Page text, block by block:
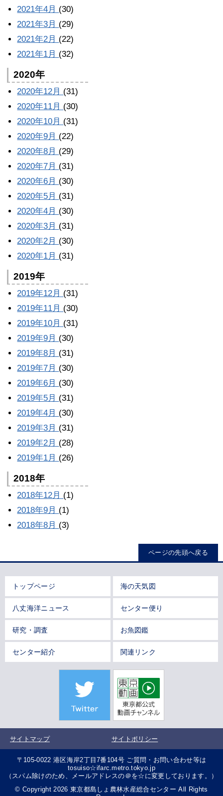
2021年4月 (30)
2021年3月 (29)
2021年2月 (22)
2021年1月 (32)
2020年
2020年12月 (31)
2020年11月 (30)
2020年10月 (31)
2020年9月 (22)
2020年8月 (29)
2020年7月 (31)
2020年6月 (30)
2020年5月 (31)
2020年4月 (30)
2020年3月 (31)
2020年2月 (30)
2020年1月 (31)
2019年
2019年12月 (31)
2019年11月 (30)
2019年10月 (31)
2019年9月 (30)
2019年8月 (31)
2019年7月 (30)
2019年6月 (30)
2019年5月 (31)
2019年4月 (30)
2019年3月 (31)
2019年2月 (28)
2019年1月 (26)
2018年
2018年12月 (1)
2018年9月 (1)
2018年8月 (3)
ページの先頭へ戻る
トップページ 海の天気図
八丈海洋ニュース センター便り
研究・調査 お魚図鑑
センター紹介 関連リンク
サイトマップ サイトポリシー
〒105-0022 港区海岸2丁目7番104号 ご質問・お問い合わせ等は
tosuiso☆ifarc.metro.tokyo.jp
（スパム除けのため、メールアドレスの＠を☆に変更しております。）
© Copyright 2026 東京都島しょ農林水産総合センター All Rights